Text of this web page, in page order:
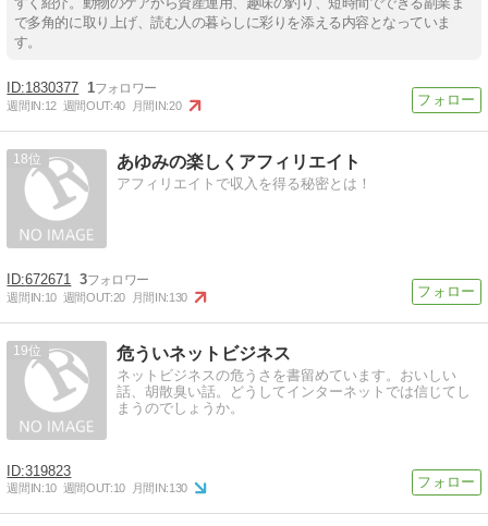
で多角的に取り上げ、読む人の暮らしに彩りを添える内容となっていま
す。
1830377 1
週間IN:12 週間OUT:40 月間IN:20
18 あゆみの楽しくアフィリエイト
アフィリエイトで収入を得る秘密とは！
672671 3
週間IN:10 週間OUT:20 月間IN:130
19 危ういネットビジネス
ネットビジネスの危うさを書留めています。おいしい
話、胡散臭い話。どうしてインターネットでは信じてし
まうのでしょうか。
319823
週間IN:10 週間OUT:10 月間IN:130